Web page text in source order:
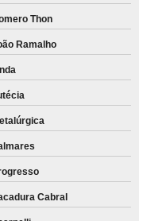
Thon
Ramalho
Cabral